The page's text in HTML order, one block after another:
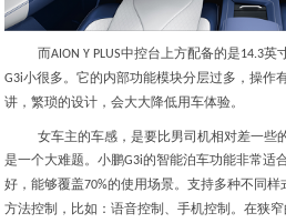
而AION Y PLUS中控台上方配备的是14.3英
G3i小很多。它的内部功能模块分层过多，操作
讲，繁琐的设计，会大大降低用车体验。
女车主的车感，是要比男司机相对差一些
是一个大难题。小鹏G3i的智能泊车功能非常适
好，能够覆盖70%的使用场景。支持多种不同
方法控制，比如：语音控制、手机控制。在狭